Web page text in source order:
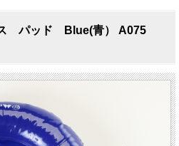
パッド Blue(青） A075